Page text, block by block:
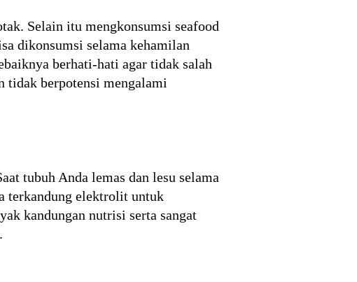
Selain itu mengkonsumsi seafood
dikonsumsi selama kehamilan
berhati-hati agar tidak salah
tidak berpotensi mengalami
tubuh Anda lemas dan lesu selama
terkandung elektrolit untuk
kandungan nutrisi serta sangat